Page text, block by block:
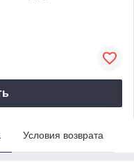
Условия возврата